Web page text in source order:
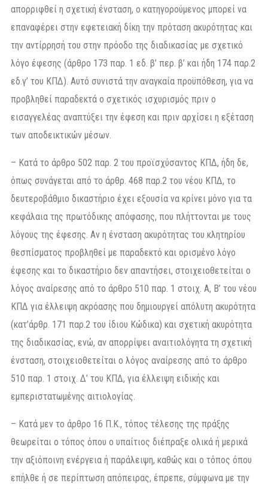
απορριφθεί η σχετική ένσταση, ο κατηγορούμενος μπορεί να
επαναφέρει στην εφετειακή δίκη την πρόταση ακυρότητας και
την αντίρρησή του στην πρόοδο της διαδικασίας με σχετικό
λόγο έφεσης (άρθρο 173 παρ. 1 εδ. β’ περ. β’ και ήδη 174 παρ.2
εδ.γ’ του ΚΠΔ). Αυτό συνιστά την αναγκαία προϋπόθεση, για να
προβληθεί παραδεκτά ο σχετικός ισχυρισμός πριν ο
εισαγγελέας αναπτύξει την έφεση και πριν αρχίσει η εξέταση
των αποδεικτικών μέσων.
– Κατά το άρθρο 502 παρ. 2 του προϊσχύσαντος ΚΠΔ, ήδη δε,
όπως συνάγεται από το άρθρ. 468 παρ.2 του νέου ΚΠΔ, το
δευτεροβάθμιο δικαστήριο έχει εξουσία να κρίνει μόνο για τα
κεφάλαια της πρωτόδικης απόφασης, που πλήττονται με τους
λόγους της έφεσης. Αν η ένσταση ακυρότητας του κλητηρίου
θεσπίσματος προβληθεί με παραδεκτό και ορισμένο λόγο
έφεσης και το δικαστήριο δεν απαντήσει, στοιχειοθετείται ο
λόγος αναίρεσης από το άρθρο 510 παρ. 1 στοιχ. Α, Β’ του νέου
ΚΠΔ για έλλειψη ακρόασης που δημιουργεί απόλυτη ακυρότητα
(κατ’άρθρ. 171 παρ.2 του ίδιου Κώδικα) και σχετική ακυρότητα
της διαδικασίας, ενώ, αν απορρίψει αναιτιολόγητα τη σχετική
ένσταση, στοιχειοθετείται ο λόγος αναίρεσης από το άρθρο
510 παρ. 1 στοιχ. Δ’ του ΚΠΔ, για έλλειψη ειδικής και
εμπεριστατωμένης αιτιολογίας.
– Κατά μεν το άρθρο 16 Π.Κ., τόπος τέλεσης της πράξης
θεωρείται ο τόπος όπου ο υπαίτιος διέπραξε ολικά ή μερικά
την αξιόποινη ενέργεια ή παράλειψη, καθώς και ο τόπος όπου
επήλθε ή σε περίπτωση απόπειρας, έπρεπε, σύμφωνα με την